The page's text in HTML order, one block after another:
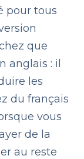
pour tous
que
anglais : il
les
du français
vous
de la
au reste